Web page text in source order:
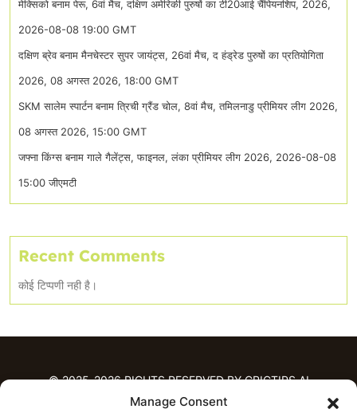
Manage Consent
मेक्सिको बनाम पेरू, 6वां मैच, दक्षिण अमेरिकी पुरुषों का टी20आई चैंपियनशिप, 2026,
2026-08-08 19:00 GMT
दक्षिण ब्रेव बनाम मैनचेस्टर सुपर जायंट्स, 26वां मैच, द हंड्रेड पुरुषों का प्रतियोगिता
2026, 08 अगस्त 2026, 18:00 GMT
SKM सालेम स्पार्टन बनाम त्रिची ग्रैंड चोल, 8वां मैच, तमिलनाडु प्रीमियर लीग 2026,
08 अगस्त 2026, 15:00 GMT
जफ्ना किंग्स बनाम गाले गैलेंट्स, फाइनल, लंका प्रीमियर लीग 2026, 2026-08-08
15:00 जीएमटी
Recent Comments
कोई टिप्पणी नही है।
© 2025-2026 RIGHTS RESERVED BY CRICTIPS.AI